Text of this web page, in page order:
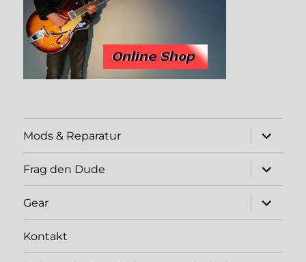
Mods & Reparatur
expand
child
menu
Frag den Dude
expand
child
menu
Gear
expand
child
menu
Kontakt